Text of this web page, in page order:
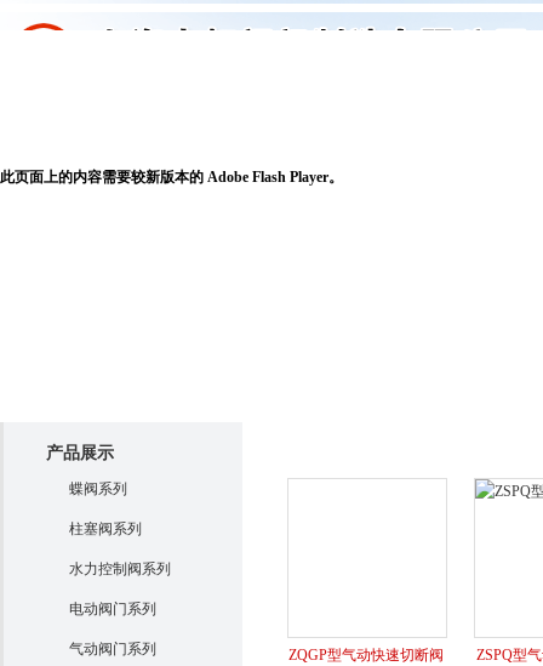
此页面上的内容需要较新版本的 Adobe Flash Player。
产品展示
蝶阀系列
柱塞阀系列
水力控制阀系列
电动阀门系列
气动阀门系列 ZQGP型气动快速切断阀 ZSPQ型